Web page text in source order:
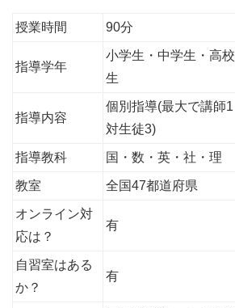
授業時間 90分
指導学年
小学生・中学生・高校
生
指導内容
個別指導(最大で講師1
対生徒3)
指導教科 国・数・英・社・理
教室 全国47都道府県
オンライン対
応は？
有
自習室はある
か？
有